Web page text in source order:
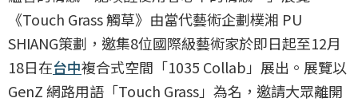
《Touch Grass 觸草》由當代藝術企劃樸湘 PU
SHIANG策劃，邀集8位國際級藝術家於即日起至12月
18日在台中複合式空間「1035 Collab」展出。展覽以
GenZ 網路用語「Touch Grass」為名，邀請大眾離開